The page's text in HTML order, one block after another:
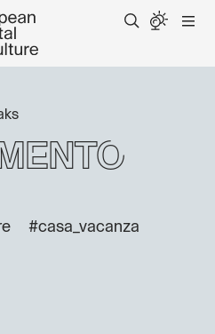
#casa_vacanza